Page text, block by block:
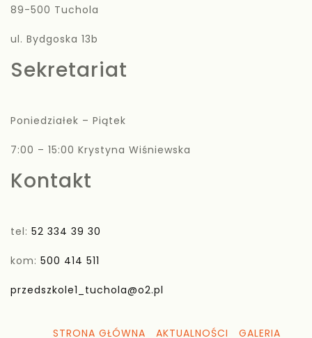
89-500 Tuchola
ul. Bydgoska 13b
Sekretariat
Poniedziałek – Piątek
7:00 – 15:00 Krystyna Wiśniewska
Kontakt
tel: 52 334 39 30
kom: 500 414 511
przedszkole1_tuchola@o2.pl
STRONA GŁÓWNA AKTUALNOŚCI GALERIA